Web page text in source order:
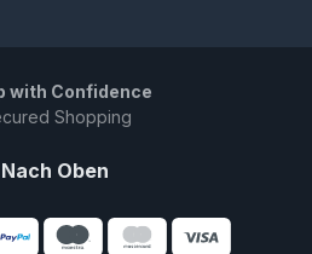
with Confidence
Shopping
Nach Oben